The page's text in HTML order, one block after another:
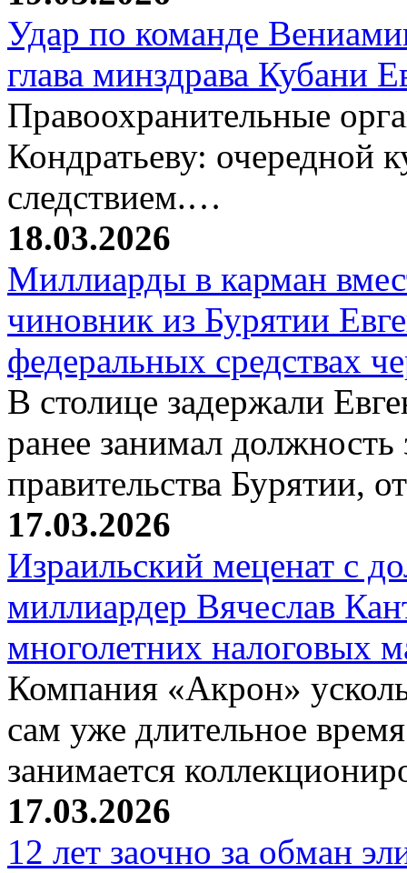
Удар по команде
глава минздрава Кубани
Правоохранительные
Кондратьеву: очередной
следствием.…
18.03.2026
Миллиарды в карман
чиновник из Бурятии
федеральных средствах
В столице задержали
ранее занимал должность
правительства Бурятии,
17.03.2026
Израильский меценат с
миллиардер Вячеслав
многолетних налоговых
Компания «Акрон»
сам уже длительное
занимается
17.03.2026
12 лет заочно за обман